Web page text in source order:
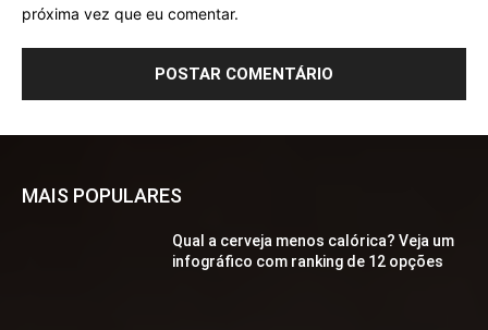
próxima vez que eu comentar.
MAIS POPULARES
Qual a cerveja menos calórica? Veja um
infográfico com ranking de 12 opções